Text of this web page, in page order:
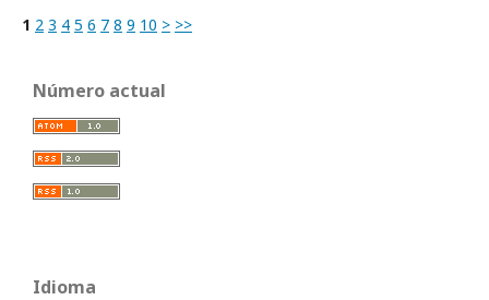
1 2 3 4 5 6 7 8 9 10 > >>
Número actual
Idioma